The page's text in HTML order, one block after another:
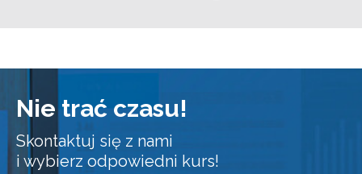
Nie trać czasu!
Skontaktuj się z nami
i wybierz odpowiedni kurs!